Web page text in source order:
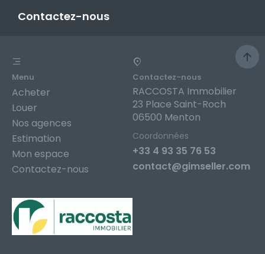
Contactez-nous
Menu
Acheter
Louer
Nos agences
Estimation
Mon espace
Contactez-nous
Contactez-nous
RACCOSTA Immobilier
23 Place Saint-Roch
06500 Menton
Coordonnées
+33 4 93 35 76 53
contact@gimseller.com